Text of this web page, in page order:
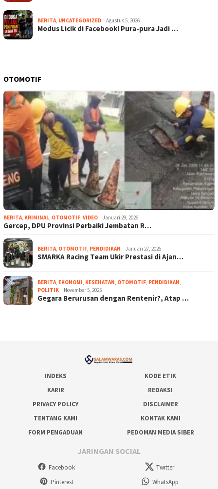
BERITA, UNCATEGORIZED Agustus 5, 2026
Modus Licik di Facebook! Pura-pura Jadi …
OTOMOTIF
BERITA KRIMINAL OTOMOTIF VIDEO Januari 29, 2026
Gercep, DPU Provinsi Perbaiki Jembatan R…
BERITA OTOMOTIF PENDIDIKAN Januari 27, 2026
SMARKA Racing Team Ukir Prestasi di Ajan…
BERITA EKONOMI KESEHATAN OTOMOTIF PENDIDIKAN
POLITIK
November 5, 2025
Gegara Berurusan dengan Rentenir?, Atap …
INDEKS
KODE ETIK
KARIR
REDAKSI
PRIVACY POLICY
DISCLAIMER
TENTANG KAMI
KONTAK KAMI
FORM PENGADUAN
PEDOMAN MEDIA SIBER
JARINGAN SOCIAL
Facebook
Twitter
Pinterest
WhatsApp